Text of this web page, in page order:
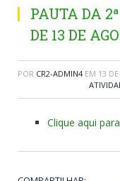
PAUTA DA
DE 13 DE
POR CR2-ADMIN4 EM 13
Clique aqui